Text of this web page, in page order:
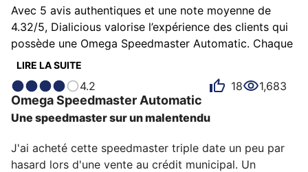
Avec 5 avis authentiques et une note moyenne de
4.32/5, Dialicious valorise l’expérience des clients qui
possède une Omega Speedmaster Automatic. Chaque
avis est une source d’inspiration pour comprendre ce
qui rend la Omega Speedmaster Automatic unique aux
yeux de ses possesseurs. Certains la décrivent comme
chic, d'autres comme confortable ou différente et
chacun a des raisons personnelles d’aimer sa
Speedmaster Automatic pour son émotion, son design
ou encore son confort.
LIRE LA SUITE
4.2 18 1,683
OmegaSpeedmaster Automatic
Une speedmaster sur un malentendu
J'ai acheté cette speedmaster triple date un peu par
hasard lors d'une vente au crédit municipal. Un